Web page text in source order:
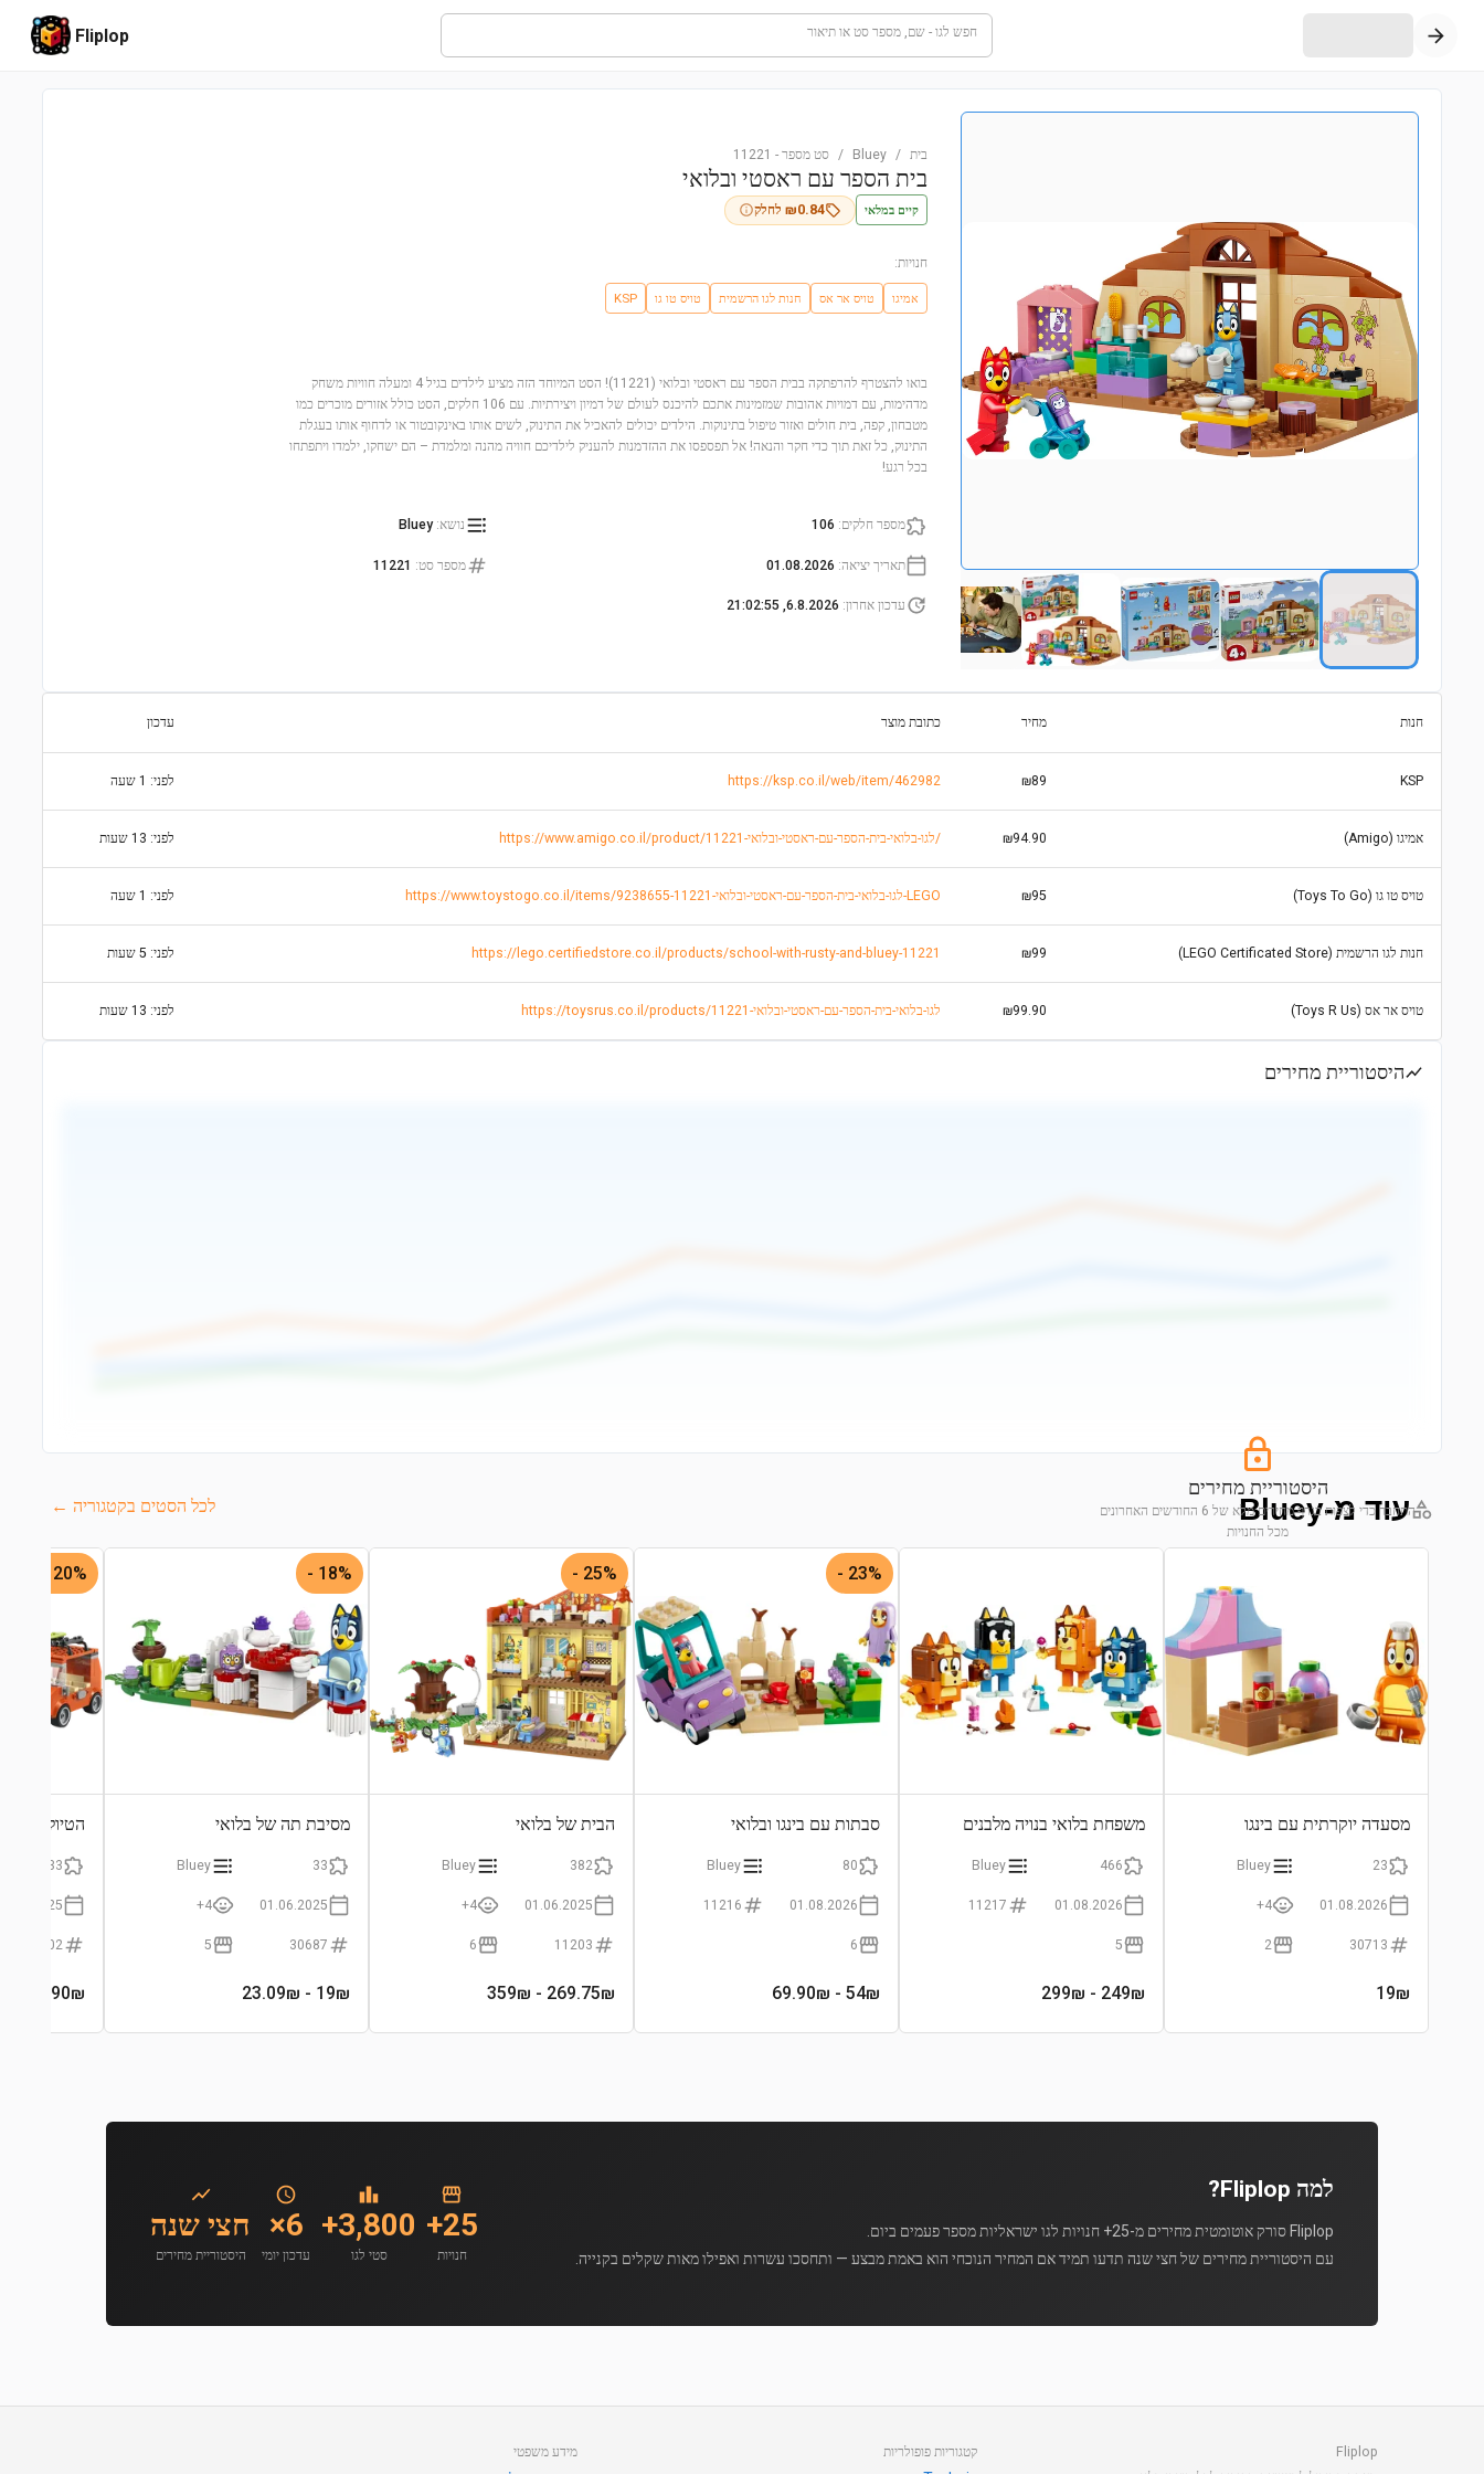
חפש לגו - שם, מספר סט או תיאור Fliplop
בית /
Bluey
/ סט מספר -
11221
בית הספר עם ראסטי ובלואי
קיים במלאי ₪0.84 לחלק
חנויות:
אמיגו טויס אר אס חנות לגו הרשמית טויס טו גו KSP
בואו להצטרף להרפתקה בבית הספר עם ראסטי ובלואי (11221)! הסט המיוחד הזה מציע לילדים בגיל 4 ומעלה חוויות משחק
מדהימות, עם דמויות אהובות שמזמינות אתכם להיכנס לעולם של דמיון ויצירתיות. עם 106 חלקים, הסט כולל אזורים מוכרים כמו
מטבחון, קפה, בית חולים ואזור טיפול בתינוקות. הילדים יכולים להאכיל את התינוק, לשים אותו באינקובטור או לדחוף אותו בעגלת
התינוק, כל זאת תוך כדי חקר והנאה! אל תפספסו את ההזדמנות להעניק לילדיכם חוויה מהנה ומלמדת – הם ישחקו, ילמדו ויתפתחו
בכל רגע!
מספר חלקים:
106 נושא:
Bluey
תאריך יציאה:
01.08.2026 מספר סט:
11221
עדכון אחרון:
6.8.2026, 21:02:55
חנות מחיר כתובת מוצר עדכון
KSP
₪89
https://ksp.co.il/web/item/462982 לפני: 1 שעה
אמיגו (Amigo) ₪94.90 https://www.amigo.co.il/product/לגו-בלואי-בית-הספר-עם-ראסטי-ובלואי-11221/ לפני: 13 שעות
טויס טו גו (Toys To Go) ₪95 https://www.toystogo.co.il/items/9238655-לגו-בלואי-בית-הספר-עם-ראסטי-ובלואי-11221-LEGO לפני: 1 שעה
חנות לגו הרשמית (LEGO Certificated Store) ₪99
https://lego.certifiedstore.co.il/products/school-with-rusty-and-bluey-11221 לפני: 5 שעות
טויס אר אס (Toys R Us) ₪99.90 https://toysrus.co.il/products/לגו-בלואי-בית-הספר-עם-ראסטי-ובלואי-11221 לפני: 13 שעות
היסטוריית מחירים
היסטוריית מחירים
התחבר כדי לצפות בגרף מחירים מלא של 6 החודשים האחרונים
מכל החנויות
עוד מ-Bluey לכל הסטים בקטגוריה ←
מסעדה יוקרתית עם בינגו
23
Bluey
01.08.2026
4+
30713
2
19₪
משפחת בלואי בנויה מלבנים
466
Bluey
01.08.2026
11217
5
249₪
- 299₪
23% -
סבתות עם בינגו ובלואי
80
Bluey
01.08.2026
11216
6
54₪
- 69.90₪
25% -
הבית של בלואי
382
Bluey
01.06.2025
4+
11203
6
269.75₪
- 359₪
18% -
מסיבת תה של בלואי
33
Bluey
01.06.2025
4+
30687
5
19₪
- 23.09₪
20% -
הטיול של
133
11202
119.90₪
למה Fliplop?
Fliplop סורק אוטומטית מחירים מ-25+ חנויות לגו ישראליות מספר פעמים ביום.
עם היסטוריית מחירים של חצי שנה תדעו תמיד אם המחיר הנוכחי הוא באמת מבצע — ותחסכו עשרות ואפילו מאות שקלים בקנייה.
25+
חנויות
3,800+
סטי לגו
6×
עדכון יומי
חצי שנה
היסטוריית מחירים
Fliplop
קטגוריות פופולריות מידע משפטי